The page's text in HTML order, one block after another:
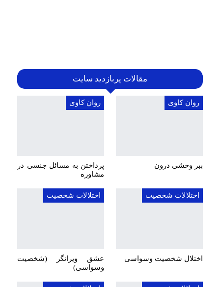
مقالات پربازدید سایت
روان کاوی
ببر وحشی درون
روان کاوی
پرداختن به مسائل جنسی در
مشاوره
اختلالات شخصیت
اختلال شخصیت وسواسی
اختلالات شخصیت
عشق ویرانگر (شخصیت
وسواسی)